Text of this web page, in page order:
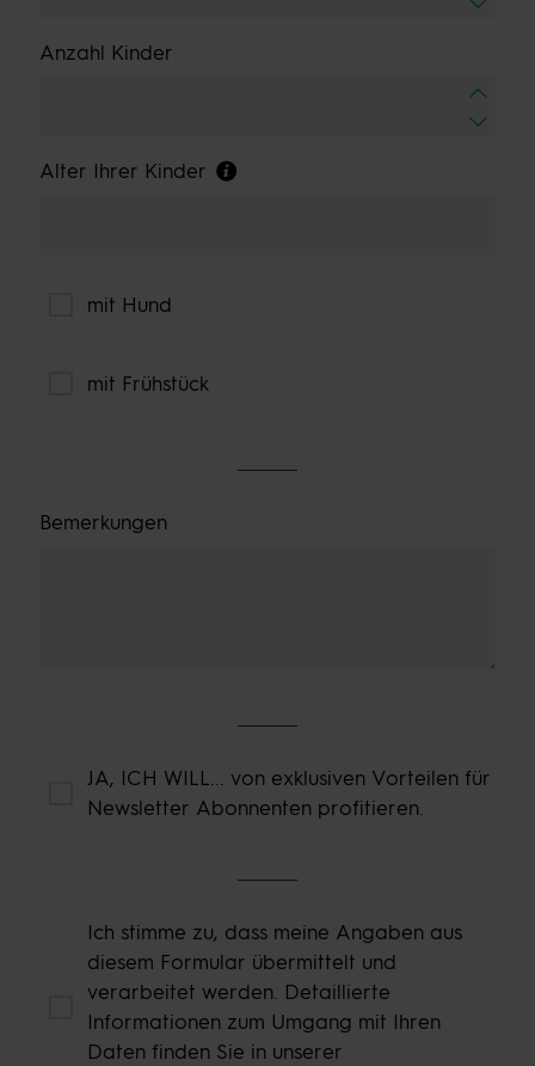
Anzahl Kinder
Alter Ihrer Kinder
mit Hund
mit Frühstück
Bemerkungen
JA, ICH WILL... von exklusiven Vorteilen für
Newsletter Abonnenten profitieren.
Ich stimme zu, dass meine Angaben aus
diesem Formular übermittelt und
verarbeitet werden. Detaillierte
Informationen zum Umgang mit Ihren
Daten finden Sie in unserer